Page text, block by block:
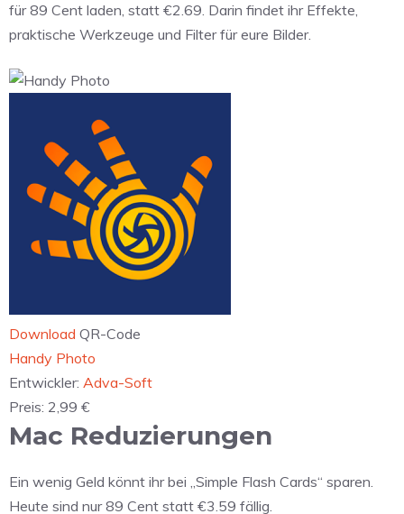
für 89 Cent laden, statt €2.69. Darin findet ihr Effekte,
praktische Werkzeuge und Filter für eure Bilder.
Download QR-Code
‎Handy Photo
Entwickler: Adva-Soft
Preis: 2,99 €
Mac Reduzierungen
Ein wenig Geld könnt ihr bei „Simple Flash Cards“ sparen.
Heute sind nur 89 Cent statt €3.59 fällig.